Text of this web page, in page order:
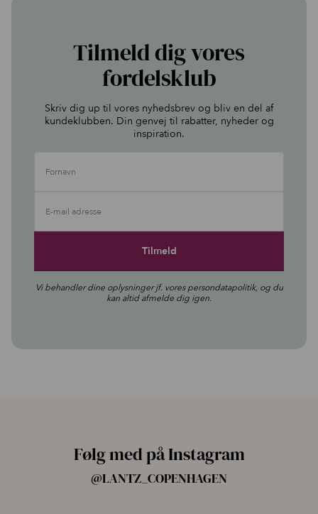
Tilmeld dig vores
fordelsklub
Skriv dig up til vores nyhedsbrev og bliv en del af
kundeklubben. Din genvej til rabatter, nyheder og
inspiration.
Fornavn
E-mail adresse
Vi behandler dine oplysninger jf. vorespersondatapolitik, og du
kan altid afmelde dig igen.
Følg med på Instagram
@LANTZ_COPENHAGEN